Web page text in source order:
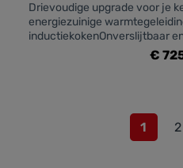
Drievoudige upgrade voor je
energiezuinige
inductiekokenOnverslijtbaar
afgewassen en weer
€
1 2